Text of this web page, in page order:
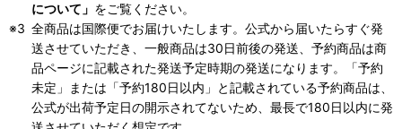
について」 をご覧ください。
全商品は国際便でお届けいたします。公式から届いたらすぐ発
送させていただき、一般商品は30日前後の発送、予約商品は商
品ページに記載された発送予定時期の発送になります。「予約
未定」または「予約180日以内」と記載されている予約商品は、
公式が出荷予定日の開示されてないため、最長で180日以内に発